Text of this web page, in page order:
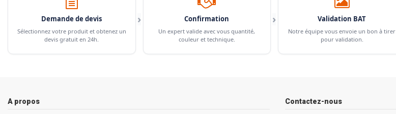
Demande de devis
Sélectionnez votre produit et obtenez un
devis gratuit en 24h.
› Confirmation
Un expert valide avec vous quantité,
couleur et technique.
› Validation BAT
Notre équipe vous envoie un bon à tirer
pour validation.
A propos Contactez-nous